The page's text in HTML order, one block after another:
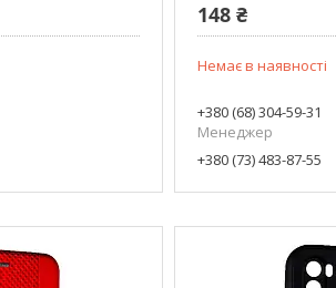
148 ₴
Немає в наявності
+380 (68) 304-59-31
Менеджер
+380 (73) 483-87-55